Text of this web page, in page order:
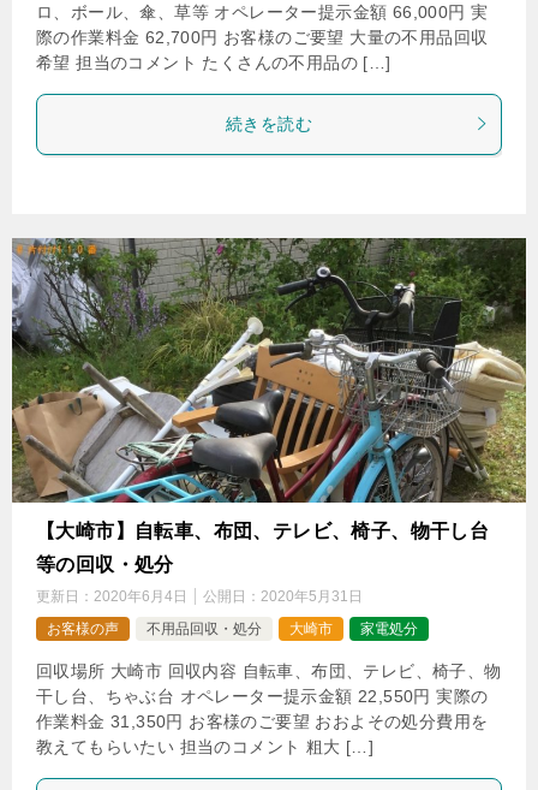
ロ、ボール、傘、草等 オペレーター提示金額 66,000円 実
際の作業料金 62,700円 お客様のご要望 大量の不用品回収
希望 担当のコメント たくさんの不用品の […]
続きを読む
【大崎市】自転車、布団、テレビ、椅子、物干し台
等の回収・処分
更新日： 2020年6月4日 公開日： 2020年5月31日
お客様の声
不用品回収・処分 大崎市 家電処分
回収場所 大崎市 回収内容 自転車、布団、テレビ、椅子、物
干し台、ちゃぶ台 オペレーター提示金額 22,550円 実際の
作業料金 31,350円 お客様のご要望 おおよその処分費用を
教えてもらいたい 担当のコメント 粗大 […]